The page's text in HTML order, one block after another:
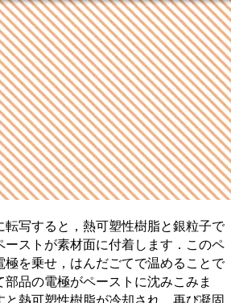
写すると，熱可塑性樹脂と銀粒子で
ストが素材面に付着します．このペ
極を乗せ，はんだごてで温めることで
品の電極がペーストに沈みこみま